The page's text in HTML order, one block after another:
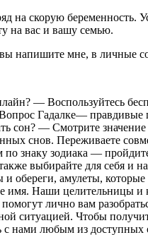
на скорую беременность.
на вас и вашу семью.
напишите мне, в личные
— Воспользуйтесь
Гадалке— правдивые
сон? — Смотрите
снов. Переживаете
знаку зодиака —
выбирайте для себя и
и обереги, амулеты, которые
имя. Наши целительницы и
лично вам
ситуацией. Чтобы
с нами любым из доступных